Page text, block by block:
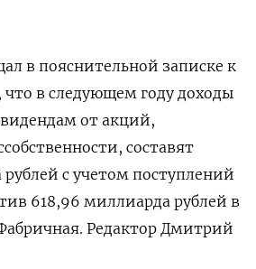
в пояснительной записке к
в следующем году доходы
от акций,
составят
с учетом поступлений
618,96 миллиарда рублей в
Редактор Дмитрий